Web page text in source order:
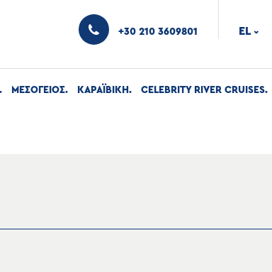
+30 210 3609801 EL ›
ΜΕΣΟΓΕΙΟΣ ΚΑΡΑΪΒΙΚΗ CELEBRITY RIVER CRUISES